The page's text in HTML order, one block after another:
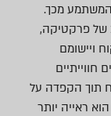
המשתמע מכך.
של פרקטיקה,
ויישומם
תוך הקפדה על
ראייה יותר